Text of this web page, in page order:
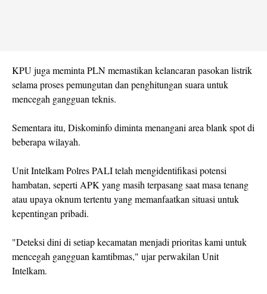
KPU juga meminta PLN memastikan kelancaran pasokan listrik
selama proses pemungutan dan penghitungan suara untuk
mencegah gangguan teknis.
Sementara itu, Diskominfo diminta menangani area blank spot di
beberapa wilayah.
Unit Intelkam Polres PALI telah mengidentifikasi potensi
hambatan, seperti APK yang masih terpasang saat masa tenang
atau upaya oknum tertentu yang memanfaatkan situasi untuk
kepentingan pribadi.
"Deteksi dini di setiap kecamatan menjadi prioritas kami untuk
mencegah gangguan kamtibmas," ujar perwakilan Unit
Intelkam.